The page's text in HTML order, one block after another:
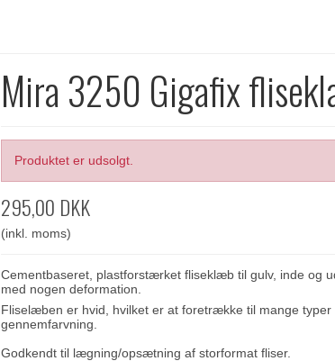
Mira 3250 Gigafix
Produktet er udsolgt.
295,00 DKK
(inkl. moms)
Cementbaseret, plastforstærket fliseklæb til gulv, inde og
med nogen deformation.
Fliselæben er hvid, hvilket er at foretrække til mange typer
gennemfarvning.
Godkendt til lægning/opsætning af storformat fliser.